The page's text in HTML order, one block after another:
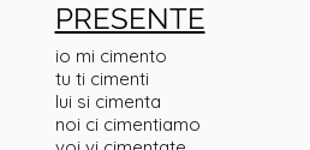
PRESENTE
io mi cimento
tu ti cimenti
lui si cimenta
noi ci cimentiamo